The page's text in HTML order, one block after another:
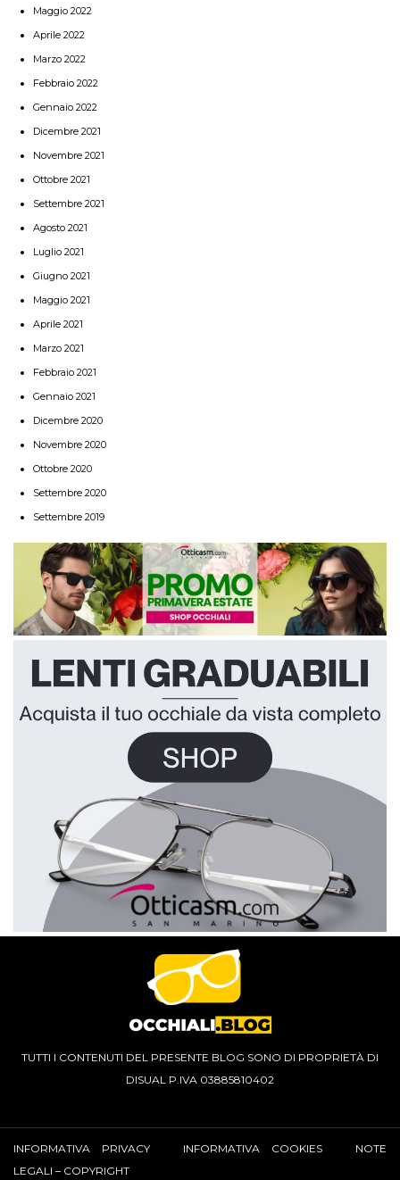
Maggio 2022
Aprile 2022
Marzo 2022
Febbraio 2022
Gennaio 2022
Dicembre 2021
Novembre 2021
Ottobre 2021
Settembre 2021
Agosto 2021
Luglio 2021
Giugno 2021
Maggio 2021
Aprile 2021
Marzo 2021
Febbraio 2021
Gennaio 2021
Dicembre 2020
Novembre 2020
Ottobre 2020
Settembre 2020
Settembre 2019
TUTTI I CONTENUTI DEL PRESENTE BLOG SONO DI PROPRIETÀ DI
DISUAL P.IVA 03885810402
INFORMATIVA PRIVACY INFORMATIVA COOKIES
NOTE
LEGALI – COPYRIGHT